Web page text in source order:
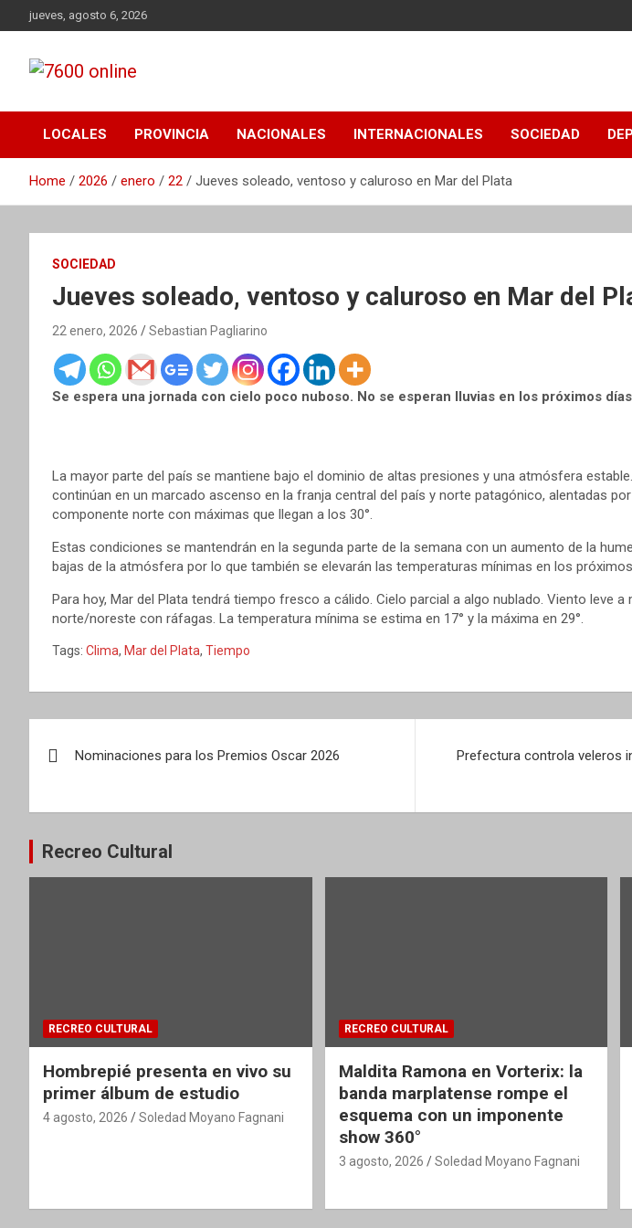
to
jueves, agosto 6, 2026
7600 online
local, nacional e internacional, deportiva y cultural.
LOCALES
PROVINCIA NACIONALES INTERNACIONALES SOCIEDAD
Home 2026 enero 22 Jueves soleado, ventoso y caluroso en Mar del Plata
SOCIEDAD
Jueves soleado, ventoso y caluroso en Mar del
22 enero, 2026 Sebastian Pagliarino
Se espera una jornada con cielo poco nuboso. No se esperan lluvias en los próximos
La mayor parte del país se mantiene bajo el dominio de altas presiones y una atmósfera
continúan en un marcado ascenso en la franja central del país y norte patagónico, alentadas
componente norte con máximas que llegan a los 30°.
Estas condiciones se mantendrán en la segunda parte de la semana con un aumento de la
bajas de la atmósfera por lo que también se elevarán las temperaturas mínimas en los
Para hoy, Mar del Plata tendrá tiempo fresco a cálido. Cielo parcial a algo nublado. Viento leve
norte/noreste con ráfagas. La temperatura mínima se estima en 17° y la máxima en 29°.
Tags: Clima, Mar del Plata, Tiempo
de
entradas
Nominaciones para los Premios Oscar 2026
Prefectura controla veleros
Recreo Cultural
RECREO CULTURAL
Hombrepié presenta en vivo su
primer álbum de estudio
4 agosto, 2026 Soledad Moyano Fagnani
RECREO CULTURAL
Maldita Ramona en Vorterix: la
banda marplatense rompe el
esquema con un imponente
show 360°
3 agosto, 2026 Soledad Moyano Fagnani